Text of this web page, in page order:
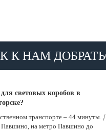
К НАМ
световых коробов в
транспорте – 44 минуты.
на метро Павшино до